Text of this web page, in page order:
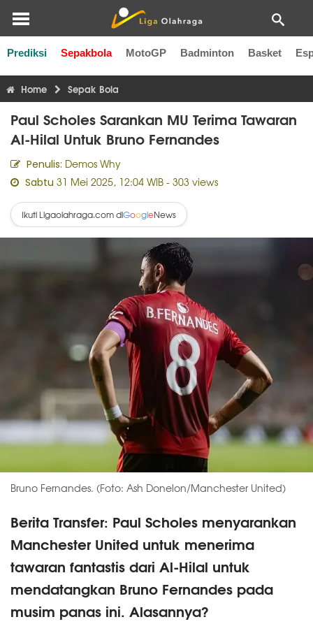
Prediksi Sepakbola MotoGP Badminton Basket
Liga Inggris Liga Italia Liga Spanyol Liga Perancis
Home Sepak Bola
Paul Scholes Sarankan MU Terima Tawaran
Al-Hilal Untuk Bruno Fernandes
Penulis: Demos Why
Sabtu 31 Mei 2025, 12:04 WIB - 303 views
Ikuti Ligaolahraga.com diGoogleNews
Bruno Fernandes. (Foto: Ash Donelon/Manchester United)
Berita Transfer: Paul Scholes menyarankan
Manchester United untuk menerima
tawaran fantastis dari Al-Hilal untuk
mendatangkan Bruno Fernandes pada
musim panas ini. Alasannya?